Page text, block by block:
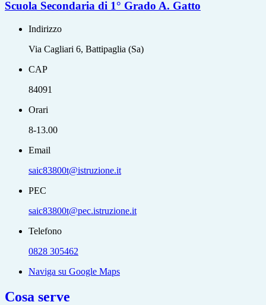
Scuola Secondaria di 1° Grado A. Gatto
Indirizzo
Via Cagliari 6, Battipaglia (Sa)
CAP
84091
Orari
8-13.00
Email
saic83800t@istruzione.it
PEC
saic83800t@pec.istruzione.it
Telefono
0828 305462
Naviga su Google Maps
Cosa serve